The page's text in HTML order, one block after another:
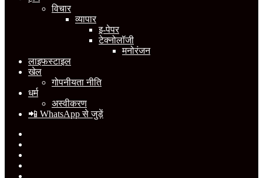
विचार
व्यापार
इ-पेपर
टेक्नोलॉजी
मनोरंजन
लाइफस्टाइल
खेल
गोपनीयता नीति
धर्म
अस्वीकरण
📲 WhatsApp से जुड़ें